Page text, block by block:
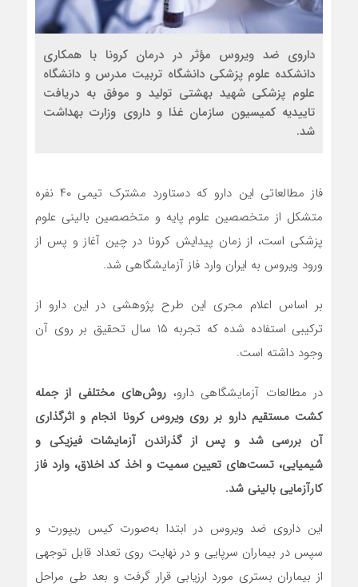
داروی ضد ویروس مؤثر در درمان کرونا با همکاری
دانشکده علوم پزشکی دانشگاه تربیت مدرس و دانشگاه
علوم پزشکی شهید بهشتی تولید و موفق به دریافت
تاییدیه کمیسیون سازمان غذا و داروی وزارت بهداشت
شد.
فاز مطالعاتی این دارو که دستاورد مشترک تیمی ۴۰ نفره
متشکل از متخصصین علوم پایه و متخصصین بالینی علوم
پزشکی است، از زمان پیدایش کرونا در چین آغاز و پس از
ورود ویروس به ایران وارد فاز آزمایشگاهی شد.
بر اساس اعلام مجری این طرح پژوهشی در این دارو از
ترکیبی استفاده شده که تجربه ۱۵ سال تحقیق بر روی آن
وجود داشته است.
در مطالعات آزمایشگاهی دارو، روش‌های مختلفی از جمله
کشت مستقیم دارو بر روی ویروس کرونا انجام و اثرگذاری
آن بررسی شد و پس از گذراندن آزمایشات فیزیکی و
شیمیایی، تست‌های تعیین سمیت و اخذ کد اخلاق، وارد فاز
کارآزمایی بالینی شد.
این داروی ضد ویروس در ابتدا به‌صورت کیس ریپورت و
سپس در بیماران سرپایی و در نهایت روی تعداد قابل توجهی
از بیماران بستری مورد ارزیابی قرار گرفت و بعد طی مراحل